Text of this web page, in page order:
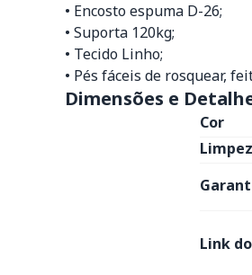
• Encosto espuma D-26;
• Suporta 120kg;
• Tecido Linho;
• Pés fáceis de rosquear,
Dimensões e
Cor
Link